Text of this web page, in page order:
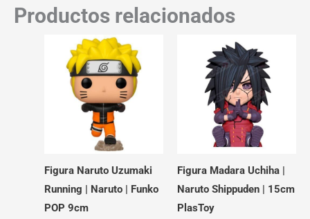
Productos relacionados
Figura Naruto Uzumaki
Running | Naruto | Funko
POP 9cm
Figura Madara Uchiha |
Naruto Shippuden | 15cm
PlasToy